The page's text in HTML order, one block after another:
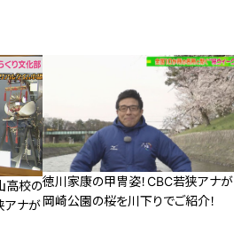
高校の
アナが
徳川家康の甲冑姿！CBC若狭アナが
岡崎公園の桜を川下りでご紹介！